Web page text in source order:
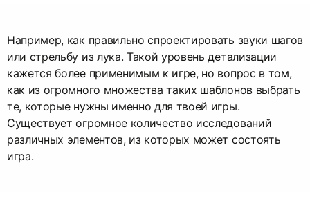
Например, как правильно спроектировать звуки шагов
или стрельбу из лука. Такой уровень детализации
кажется более применимым к игре, но вопрос в том,
как из огромного множества таких шаблонов выбрать
те, которые нужны именно для твоей игры.
Существует огромное количество исследований
различных элементов, из которых может состоять
игра.